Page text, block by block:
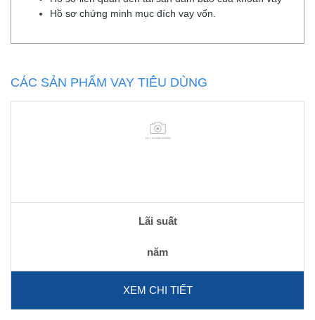
Hồ sơ chứng minh mục đích vay vốn.
CÁC SẢN PHẨM VAY TIÊU DÙNG
Lãi suất
năm
XEM CHI TIẾT